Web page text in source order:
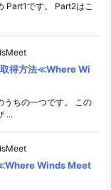
Part1です。 Part2はこ
得方法≪Where Wi
ちの一つです。 この
...
Winds Meet